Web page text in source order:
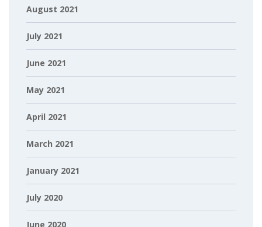
August 2021
July 2021
June 2021
May 2021
April 2021
March 2021
January 2021
July 2020
June 2020